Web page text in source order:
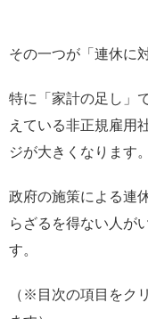
その一つが「連休に
特に「家計の足し」
えている非正規雇用
ジが大きくなります。
政府の施策による連
らざるを得ない人が
す。
（※目次の項目をク